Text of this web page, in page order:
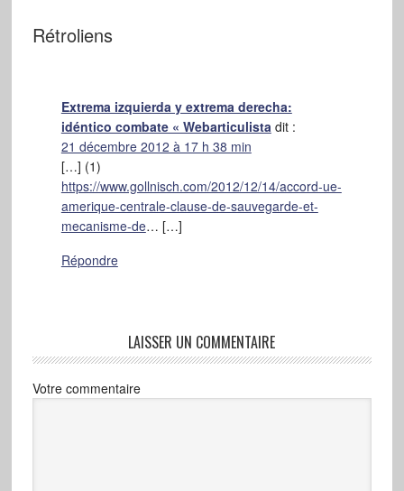
Rétroliens
Extrema izquierda y extrema derecha:
idéntico combate « Webarticulista dit :
21 décembre 2012 à 17 h 38 min
[…] (1)
https://www.gollnisch.com/2012/12/14/accord-ue-
amerique-centrale-clause-de-sauvegarde-et-
mecanisme-de… […]
Répondre
LAISSER UN COMMENTAIRE
Votre commentaire